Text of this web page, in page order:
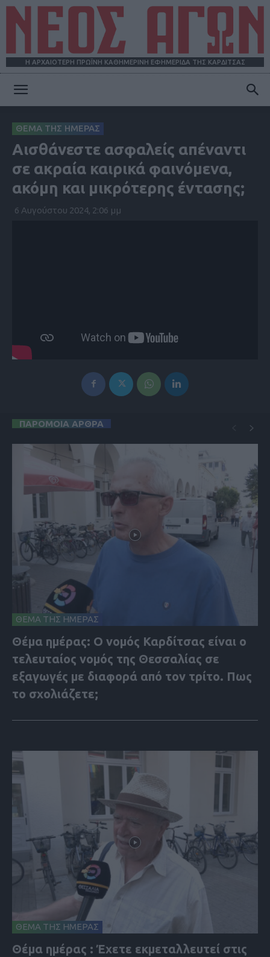
Η ΑΡΧΑΙΟΤΕΡΗ ΠΡΩΪΝΗ ΚΑΘΗΜΕΡΙΝΗ ΕΦΗΜΕΡΙΔΑ ΤΗΣ ΚΑΡΔΙΤΣΑΣ
ΑΓΩΝ
ΘΕΜΑ ΤΗΣ ΗΜΕΡΑΣ
Αισθάνεστε ασφαλείς απέναντι
σε ακραία καιρικά φαινόμενα,
ακόμη και μικρότερης έντασης;
6 Αυγούστου 2024, 2:06 μμ
ΠΑΡΟΜΟΙΑ ΑΡΘΡΑ
ΘΕΜΑ ΤΗΣ ΗΜΕΡΑΣ
Θέμα ημέρας: Ο νομός Καρδίτσας είναι ο
τελευταίος νομός της Θεσσαλίας σε
εξαγωγές με διαφορά από τον τρίτο. Πως
το σχολιάζετε;
ΘΕΜΑ ΤΗΣ ΗΜΕΡΑΣ
Θέμα ημέρας : Έχετε εκμεταλλευτεί στις